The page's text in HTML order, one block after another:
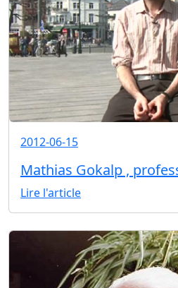
2012-06-15
Mathias Gokalp ,
Lire l'article